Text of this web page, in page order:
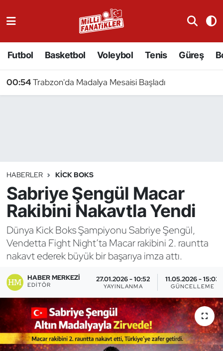
Futbol Basketbol Voleybol Tenis Güreş
00:54Trabzon'da Madalya Mesaisi Başladı
HABERLER KICK BOKS
Sabriye Şengül Macar
Rakibini Nakavtla Yendi
Dünya Kick Boks Şampiyonu Sabriye Şengül,
Vendetta Fight Night’ta Macar rakibini 2. rauntta
nakavt ederek büyük bir başarıya imza attı.
HABER MERKEZI
EDITÖR
27.01.2026 - 10:52
YAYINLANMA
11.05.2026 - 15:03
GÜNCELLEME
Badminton
Binicilik
Bisiklet
Bocce Bowling Dart
Buz Hokeyi
Buz Pateni